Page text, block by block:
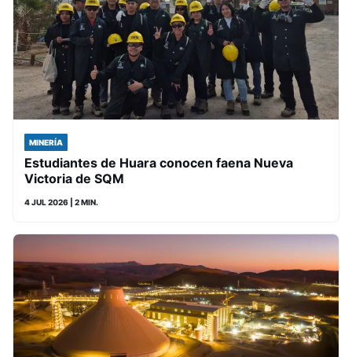
MINERÍA
Estudiantes de Huara conocen faena Nueva
Victoria de SQM
4 JUL 2026 | 2 MIN.